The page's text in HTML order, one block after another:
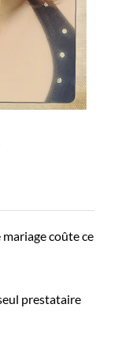
coûte ce
prestataire